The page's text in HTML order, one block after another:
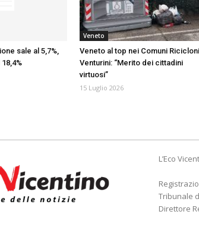
sale al 5,7%,
Veneto
Veneto al top nei Comuni
Venturini: “Merito dei cittadini
virtuosi”
15 Luglio 2026
L’Eco
Tribunale
Direttore